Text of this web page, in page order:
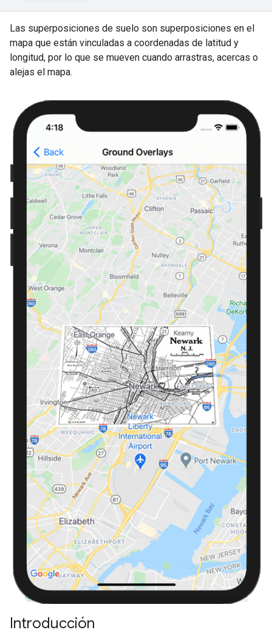
Las superposiciones de suelo son superposiciones en el
mapa que están vinculadas a coordenadas de latitud y
longitud, por lo que se mueven cuando arrastras, acercas o
alejas el mapa.
Introducción